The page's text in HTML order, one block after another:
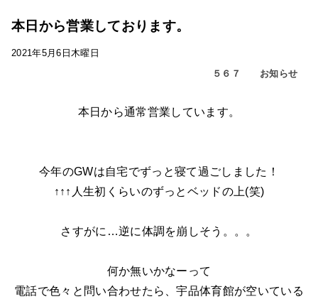
本日から営業しております。
2021年5月6日木曜日
５６７
お知らせ
本日から通常営業しています。
今年のGWは自宅でずっと寝て過ごしました！
↑↑↑人生初くらいのずっとベッドの上(笑)
さすがに…逆に体調を崩しそう。。。
何か無いかなーって
電話で色々と問い合わせたら、宇品体育館が空いている